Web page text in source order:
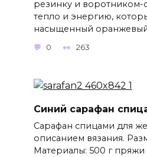
резинку и воротником-
тепло и энергию,
насыщенный оранжевый
0 263
Синий сарафан
Сарафан спицами для
описанием вязания.
Материалы: 500 г пряжи